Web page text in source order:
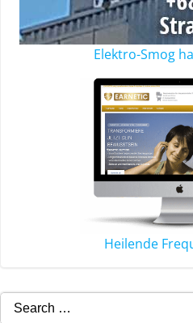
Elektro-Smog
Heilende